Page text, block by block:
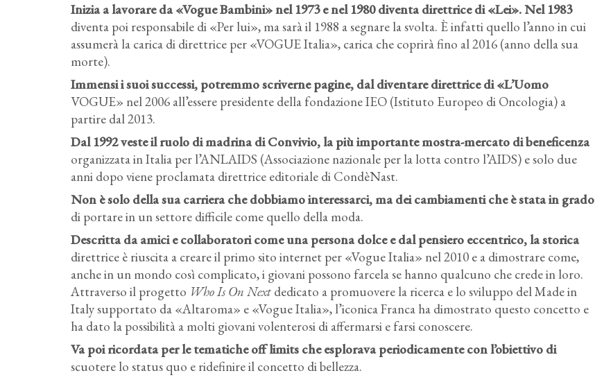
Inizia a lavorare da «Vogue Bambini» nel 1973 e nel 1980 diventa direttrice di «Lei». Nel 1983
diventa poi responsabile di «Per lui», ma sarà il 1988 a segnare la svolta. È infatti quello l’anno in cui
assumerà la carica di direttrice per «VOGUE Italia», carica che coprirà fino al 2016 (anno della sua
morte).
Immensi i suoi successi, potremmo scriverne pagine, dal diventare direttrice di «L’Uomo
VOGUE» nel 2006 all’essere presidente della fondazione IEO (Istituto Europeo di Oncologia) a
partire dal 2013.
Dal 1992 veste il ruolo di madrina di Convivio, la più importante mostra-mercato di beneficenza
organizzata in Italia per l’ANLAIDS (Associazione nazionale per la lotta contro l’AIDS) e solo due
anni dopo viene proclamata direttrice editoriale di CondèNast.
Non è solo della sua carriera che dobbiamo interessarci, ma dei cambiamenti che è stata in grado
di portare in un settore difficile come quello della moda.
Descritta da amici e collaboratori come una persona dolce e dal pensiero eccentrico, la storica
direttrice è riuscita a creare il primo sito internet per «Vogue Italia» nel 2010 e a dimostrare come,
anche in un mondo così complicato, i giovani possono farcela se hanno qualcuno che crede in loro.
Attraverso il progetto Who Is On Next dedicato a promuovere la ricerca e lo sviluppo del Made in
Italy supportato da «Altaroma» e «Vogue Italia», l’iconica Franca ha dimostrato questo concetto e
ha dato la possibilità a molti giovani volenterosi di affermarsi e farsi conoscere.
Va poi ricordata per le tematiche off limits che esplorava periodicamente con l’obiettivo di
scuotere lo status quo e ridefinire il concetto di bellezza.